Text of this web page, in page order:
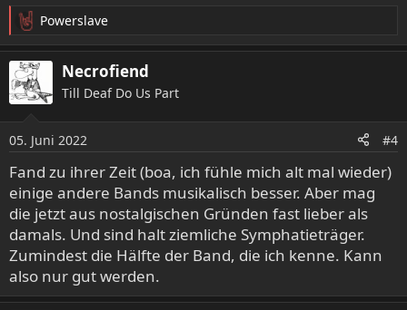
R
e
a
k
t
n
e
n
:
Powerslave
Necrofiend
Till Deaf Do Us Part
05. Juni 2022 #4
Fand zu ihrer Zeit (boa, ich fühle mich alt mal wieder)
einige andere Bands musikalisch besser. Aber mag
die jetzt aus nostalgischen Gründen fast lieber als
damals. Und sind halt ziemliche Symphatieträger.
Zumindest die Hälfte der Band, die ich kenne. Kann
also nur gut werden.